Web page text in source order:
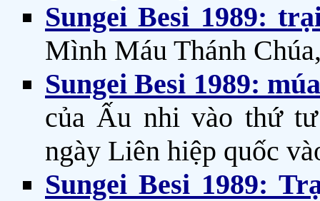
Sungei Besi 1989:
Mình Máu Thánh
Sungei Besi 1989:
của Ấu nhi vào thứ
ngày Liên hiệp quốc
Sungei Besi 1989: